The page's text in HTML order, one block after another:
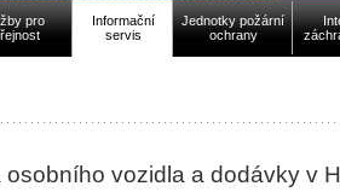
pro
Informační
servis
Jednotky požární
ochrany
vozidla a dodávky v